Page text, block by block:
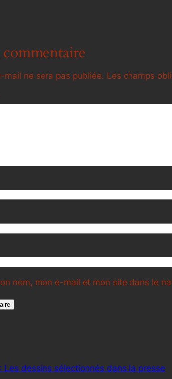
mail ne sera pas publiée. Les champs
nom, mon e-mail et mon site dans le
Les dessins sélectionnés dans la presse